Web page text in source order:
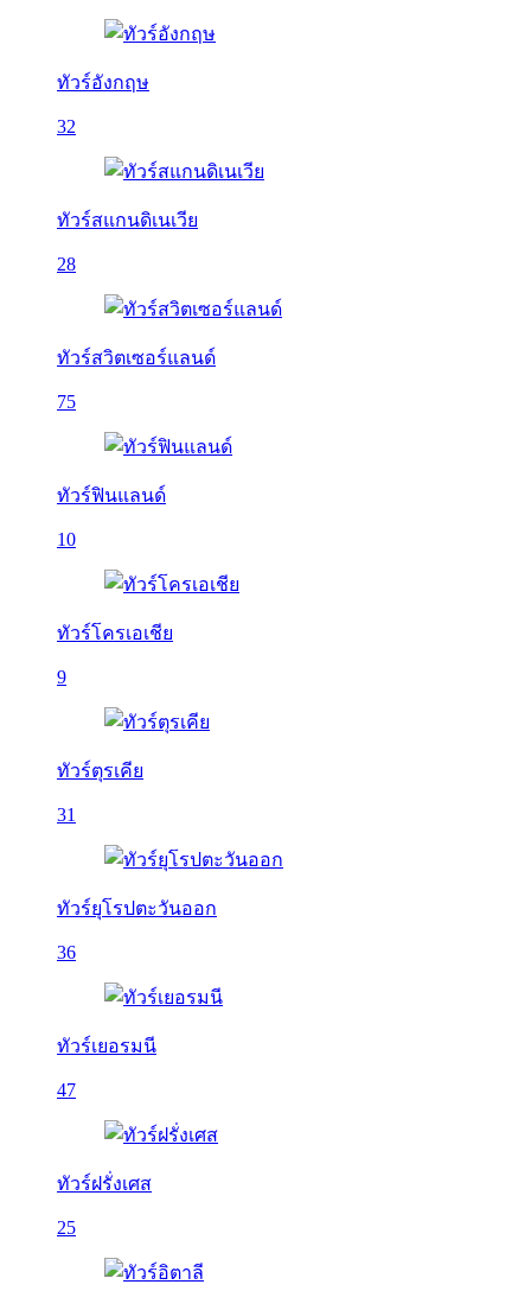
ทัวร์อังกฤษ
32
ทัวร์สแกนดิเนเวีย
28
ทัวร์สวิตเซอร์แลนด์
75
ทัวร์ฟินแลนด์
10
ทัวร์โครเอเชีย
9
ทัวร์ตุรเคีย
31
ทัวร์ยุโรปตะวันออก
36
ทัวร์เยอรมนี
47
ทัวร์ฝรั่งเศส
25